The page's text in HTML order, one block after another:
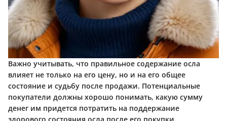
Важно учитывать, что правильное содержание осла
влияет не только на его цену, но и на его общее
состояние и судьбу после продажи. Потенциальные
покупатели должны хорошо понимать, какую сумму
денег им придется потратить на поддержание
здорового состояния осла после его покупки.